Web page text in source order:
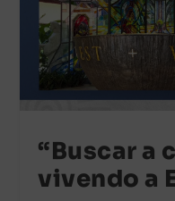
“Buscar a
vivendo a